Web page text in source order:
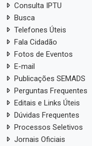
Consulta IPTU
Busca
Telefones Úteis
Fala Cidadão
Fotos de Eventos
E-mail
Publicações SEMADS
Perguntas Frequentes
Editais e Links Úteis
Dúvidas Frequentes
Processos Seletivos
Jornais Oficiais